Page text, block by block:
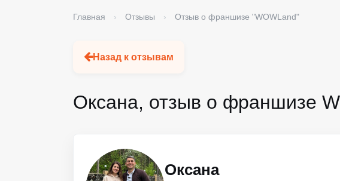
Главная › Отзывы › Отзыв о франшизе "WOWLand"
Назад к отзывам
Оксана, отзыв о франшизе
Оксана